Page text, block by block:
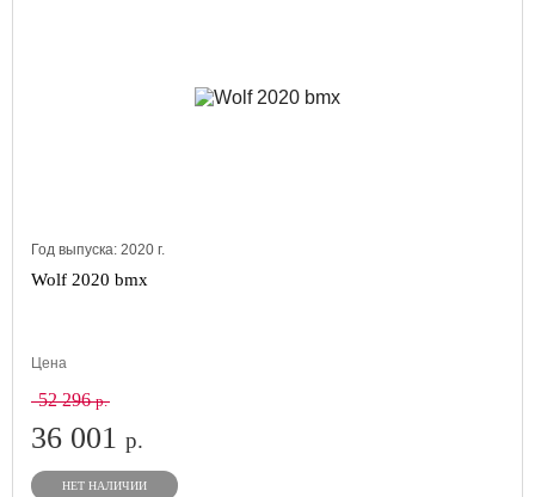
Год выпуска: 2020 г.
Wolf 2020 bmx
Цена
52 296р.
36 001 р.
НЕТ НАЛИЧИИ